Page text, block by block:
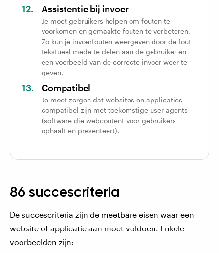
Assistentie bij invoer
Je moet gebruikers helpen om fouten te
voorkomen en gemaakte fouten te verbeteren.
Zo kun je invoerfouten weergeven door de fout
tekstueel mede te delen aan de gebruiker en
een voorbeeld van de correcte invoer weer te
geven.
Compatibel
Je moet zorgen dat websites en applicaties
compatibel zijn met toekomstige user agents
(software die webcontent voor gebruikers
ophaalt en presenteert).
86 succescriteria
De succescriteria zijn de meetbare eisen waar een
website of applicatie aan moet voldoen. Enkele
voorbeelden zijn: